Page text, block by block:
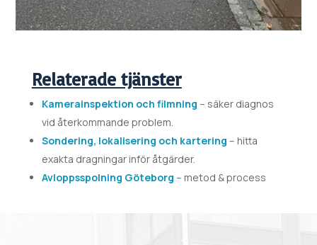
Relaterade tjänster
Kamerainspektion och filmning – säker diagnos
vid återkommande problem.
Sondering, lokalisering och kartering – hitta
exakta dragningar inför åtgärder.
Avloppsspolning Göteborg – metod & process